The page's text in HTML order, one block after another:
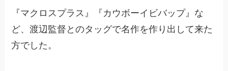
『マクロスプラス』『カウボーイビバップ』な
ど、渡辺監督とのタッグで名作を作り出して来た
方でした。